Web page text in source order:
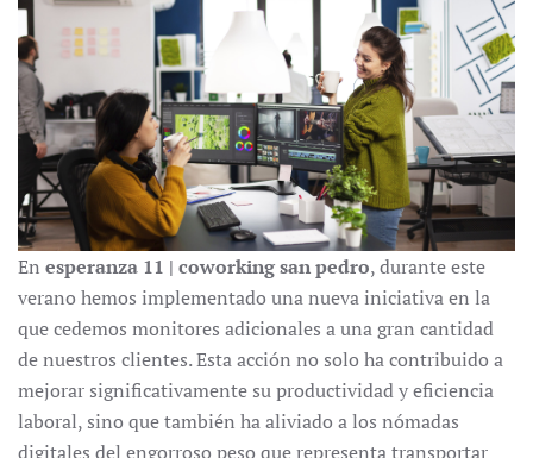
En esperanza 11 | coworking san pedro, durante este
verano hemos implementado una nueva iniciativa en la
que cedemos monitores adicionales a una gran cantidad
de nuestros clientes. Esta acción no solo ha contribuido a
mejorar significativamente su productividad y eficiencia
laboral, sino que también ha aliviado a los nómadas
digitales del engorroso peso que representa transportar